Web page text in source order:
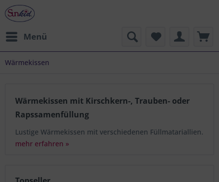
Menü
Wärmekissen
Wärmekissen mit Kirschkern-, Trauben- oder
Rapssamenfüllung
Lustige Wärmekissen mit verschiedenen Füllmatariallien.
mehr erfahren »